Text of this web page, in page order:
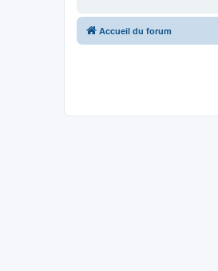
Accueil du forum